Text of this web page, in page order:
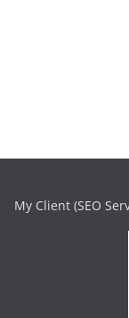
My Client (SEO